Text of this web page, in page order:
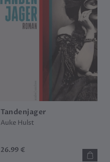
Tandenjager
Auke Hulst
26.99 €